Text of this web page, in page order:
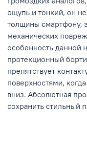
ощупь и тонкий, он
толщины смартфону,
механических
особенность данной
протекционный
препятствует
поверхностями,
вниз. Абсолютная
сохранить стильный